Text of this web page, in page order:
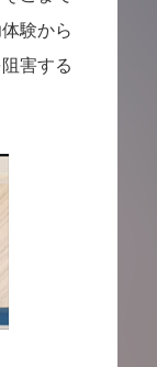
験から
害する